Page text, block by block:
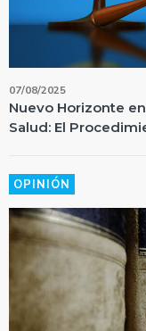
07/08/2025
Nuevo Horizonte
Salud: El
OPINIÓN